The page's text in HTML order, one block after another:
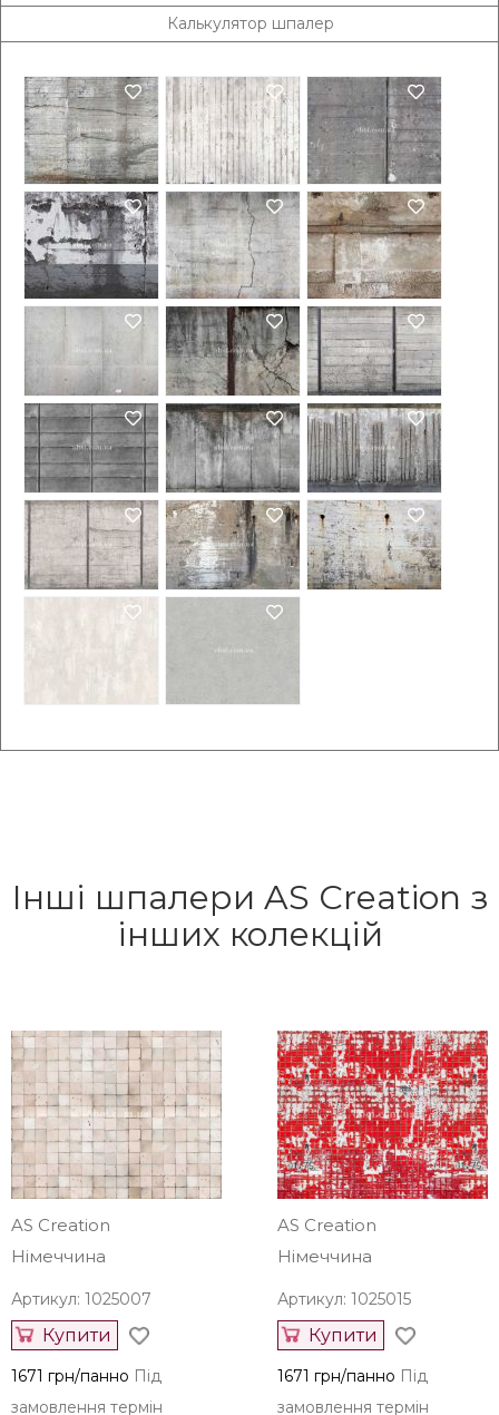
Калькулятор шпалер
Інші шпалери AS Creation з
інших колекцій
AS Creation
Німеччина
Артикул: 1025007
Купити
1671 грн/панно Під
замовлення термін
AS Creation
Німеччина
Артикул: 1025015
Купити
1671 грн/панно Під
замовлення термін